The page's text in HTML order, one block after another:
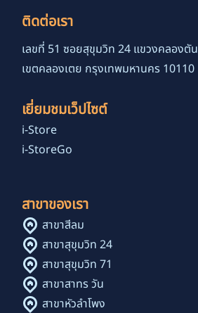
ติดต่อเรา
เลขที่ 51 ซอยสุขุมวิท 24 แขวงคลองตัน
เขตคลองเตย กรุงเทพมหานคร 10110
เยี่ยมชมเว็ปไซต์
i-Store
i-StoreGo
สาขาของเรา
สาขาสีลม
สาขาสุขุมวิท 24
สาขาสุขุมวิท 71
สาขาสาทร วัน
สาขาหัวลำโพง